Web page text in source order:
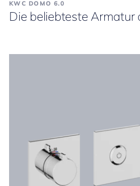
KWC DOMO 6.0
Die beliebteste Armatur